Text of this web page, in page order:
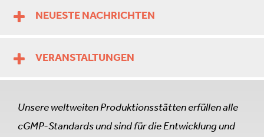
NEUESTE NACHRICHTEN
VERANSTALTUNGEN
Unsere weltweiten Produktionsstätten erfüllen alle
cGMP-Standards und sind für die Entwicklung und